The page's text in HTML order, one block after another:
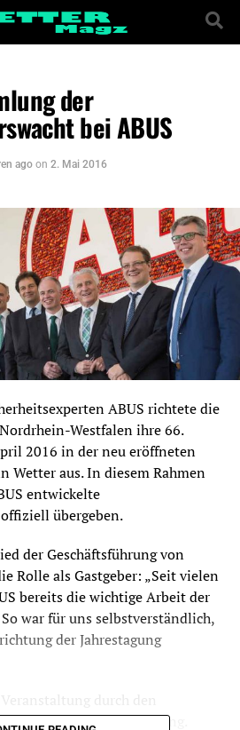
der
bei ABUS
ago on 2. Mai 2016
ABUS richtete die
Westfalen ihre 66.
2016 in der neu eröffneten
Wetter aus. In diesem Rahmen
entwickelte
übergeben.
der Geschäftsführung von
Rolle als Gastgeber: „Seit vielen
bereits die wichtige Arbeit der
war für uns selbstverständlich,
der Jahrestagung
Prof. Dr.-Ing.